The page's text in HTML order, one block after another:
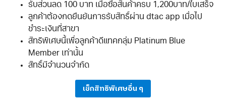
รับส่วนลด 100 บาท เมื่อซื้อสินค้าครบ 1,200บาท/ใบเสร็จ
ลูกค้าต้องกดยืนยันการรับสิทธิ์ผ่าน dtac app เมื่อไป
ชำระเงินที่สาขา
สิทธิพิเศษนี้เพื่อลูกค้าดีแทคกลุ่ม Platinum Blue
Member เท่านั้น
สิทธิ์มีจำนวนจำกัด
เช็กสิทธิพิเศษอื่น ๆ